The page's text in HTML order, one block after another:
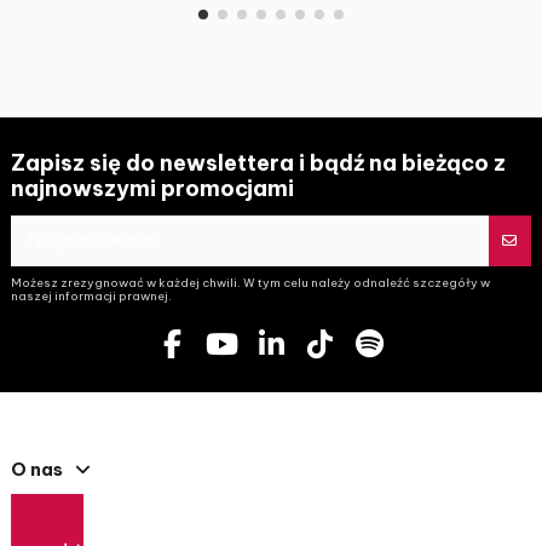
Zapisz się do newslettera i bądź na bieżąco z
najnowszymi promocjami
Możesz zrezygnować w każdej chwili. W tym celu należy odnaleźć szczegóły w
naszej informacji prawnej.
O nas